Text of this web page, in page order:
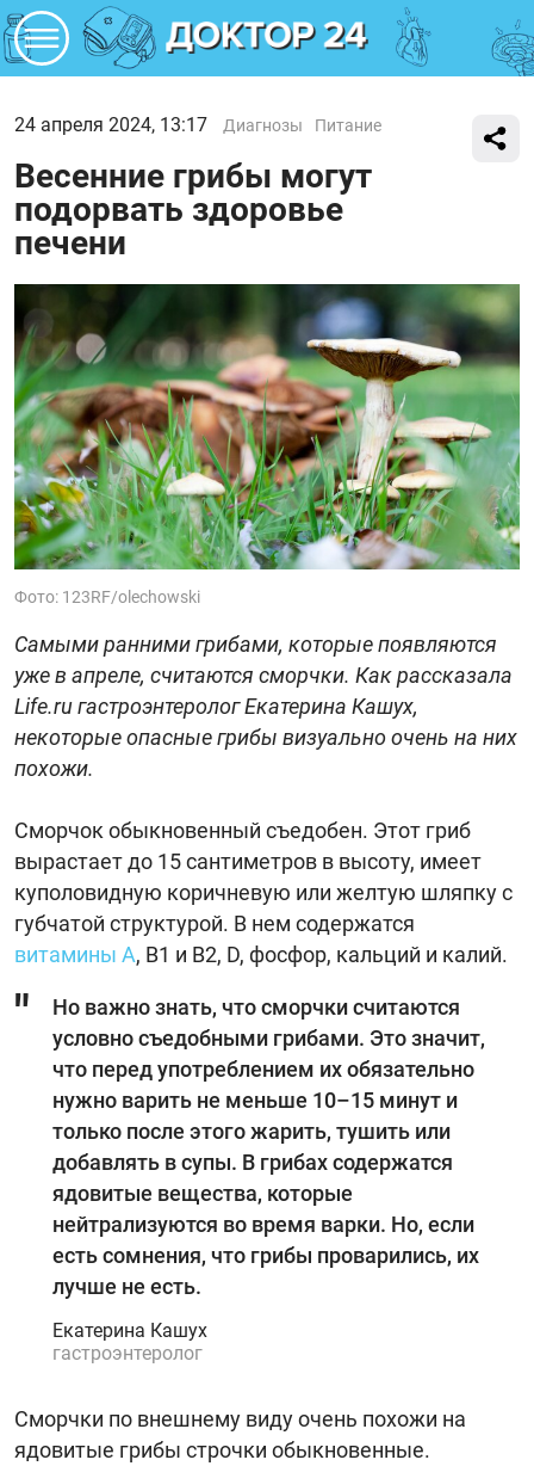
24 апреля 2024, 13:17 Диагнозы Питание
Весенние грибы могут
подорвать здоровье
печени
Фото: 123RF/olechowski
Самыми ранними грибами, которые появляются
уже в апреле, считаются сморчки. Как рассказала
Life.ru гастроэнтеролог Екатерина Кашух,
некоторые опасные грибы визуально очень на них
похожи.
Сморчок обыкновенный съедобен. Этот гриб
вырастает до 15 сантиметров в высоту, имеет
куполовидную коричневую или желтую шляпку с
губчатой структурой. В нем содержатся
витамины А, В1 и В2, D, фосфор, кальций и калий.
Но важно знать, что сморчки считаются
условно съедобными грибами. Это значит,
что перед употреблением их обязательно
нужно варить не меньше 10–15 минут и
только после этого жарить, тушить или
добавлять в супы. В грибах содержатся
ядовитые вещества, которые
нейтрализуются во время варки. Но, если
есть сомнения, что грибы проварились, их
лучше не есть.
Екатерина Кашух
гастроэнтеролог
Сморчки по внешнему виду очень похожи на
ядовитые грибы строчки обыкновенные.